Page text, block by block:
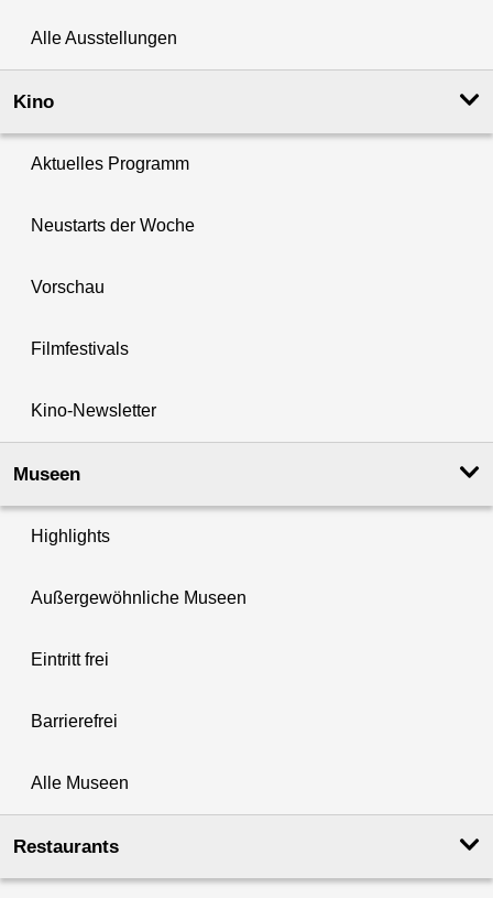
Alle Ausstellungen
Kino
Aktuelles Programm
Neustarts der Woche
Vorschau
Filmfestivals
Kino-Newsletter
Museen
Highlights
Außergewöhnliche Museen
Eintritt frei
Barrierefrei
Alle Museen
Restaurants